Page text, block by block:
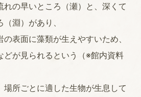
れの早いところ（瀬）と、深くて
淵）があり、
表面に藻類が生えやすいため、
どが見られるという（※館内資料
場所ごとに適した生物が生息して